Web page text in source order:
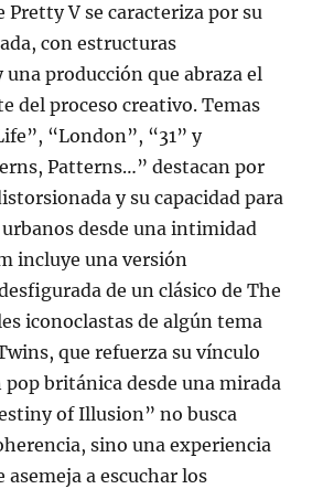
Pretty V se caracteriza por su
con estructuras
producción que abraza el
del proceso creativo. Temas
“London”, “31” y
Patterns…” destacan por
y su capacidad para
urbanos desde una intimidad
incluye una versión
de un clásico de The
iconoclastas de algún tema
que refuerza su vínculo
británica desde una mirada
of Illusion” no busca
sino una experiencia
asemeja a escuchar los